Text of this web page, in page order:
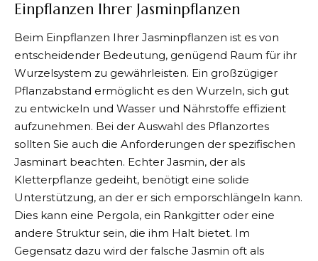
Einpflanzen Ihrer Jasminpflanzen
Beim Einpflanzen Ihrer Jasminpflanzen ist es von
entscheidender Bedeutung, genügend Raum für ihr
Wurzelsystem zu gewährleisten. Ein großzügiger
Pflanzabstand ermöglicht es den Wurzeln, sich gut
zu entwickeln und Wasser und Nährstoffe effizient
aufzunehmen. Bei der Auswahl des Pflanzortes
sollten Sie auch die Anforderungen der spezifischen
Jasminart beachten. Echter Jasmin, der als
Kletterpflanze gedeiht, benötigt eine solide
Unterstützung, an der er sich emporschlängeln kann.
Dies kann eine Pergola, ein Rankgitter oder eine
andere Struktur sein, die ihm Halt bietet. Im
Gegensatz dazu wird der falsche Jasmin oft als